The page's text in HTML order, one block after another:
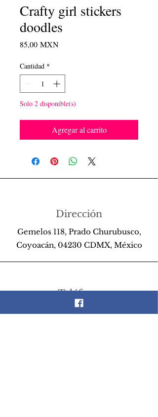
Crafty girl stickers
doodles
85,00 MXNPrecio
Cantidad *
Solo 2 disponible(s)
Agregar al carrito
Dirección
Gemelos 118, Prado Churubusco,
Coyoacán, 04230 CDMX, México
Teléfono
55 26 89 13 14